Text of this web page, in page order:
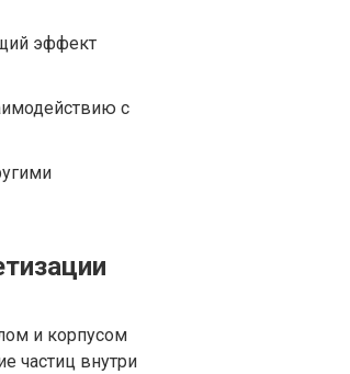
эффект
с
и корпусом
частиц внутри